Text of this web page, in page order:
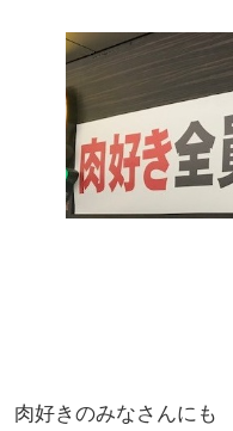
肉好きのみなさんにも